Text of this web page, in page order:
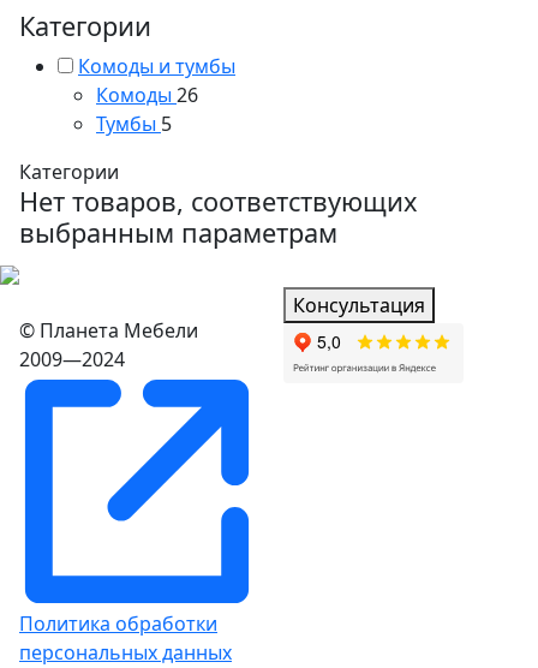
Категории
Комоды и тумбы
Комоды 26
Тумбы 5
Категории
Нет товаров, соответствующих
выбранным параметрам
© Планета Мебели
2009—2024
Политика обработки
персональных данных
Консультация